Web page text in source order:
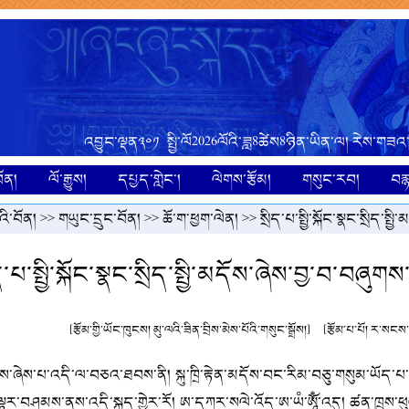
འབྱུང་ལྡན༣༠༡ སྤྱི་ལོ2026ལོའི་ཟླ8ཚེས8ཉིན་ཡིན་ལ།
ལོ་རྒྱུས། དཔྱད་གླེང་། ལེགས་རྩོམ། གསུང་རབ།
>>གཡུང་དྲུང་བོན། >>ཆོ་ག་ཕྱག་ལེན། >>
[རྩོམ་གྱི་ཡོང་ཁུངས། མུ་ལའི་ཟིན་བྲིས་མེས་པོའི་གསུང་སྒྲོས།] [རྩོམ་པ་པོ།
ཨ་དཀར་སལེ་འོད་ཨ་ཡཾ་ཨཱོྃ་འདུ།